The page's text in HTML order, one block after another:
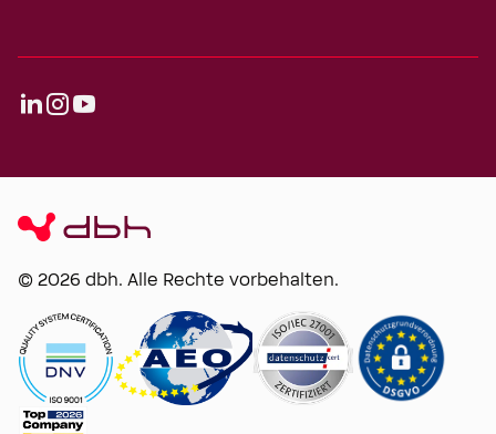
© 2026 dbh. Alle Rechte vorbehalten.